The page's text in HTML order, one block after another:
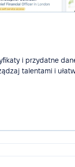
i przydatne
talentami i